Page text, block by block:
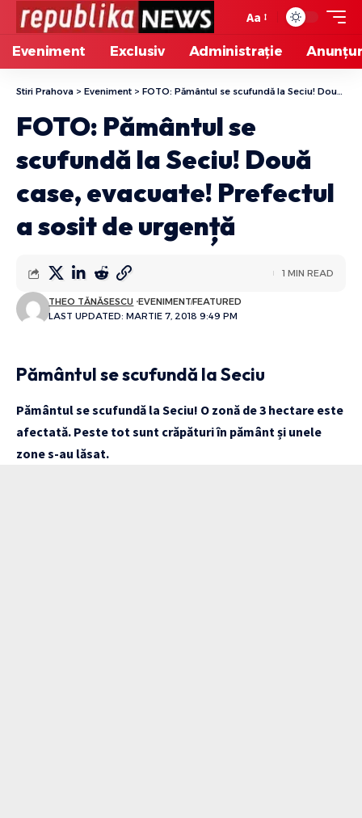
Aa
Eveniment Exclusiv Administrație
Stiri Prahova > Eveniment > FOTO: Pământul se scufundă la Seciu! Două case, evacuate! Prefectul a sosit de urgență
FOTO: Pământul se
scufundă la Seciu! Două
case, evacuate! Prefectul
a sosit de urgență
LAST UPDATED: MARTIE 7, 2018 9:49 PM
THEO TĂNĂSESCU EVENIMENTFEATURED
1 MIN READ
Pământul se scufundă la Seciu
Pământul se scufundă la Seciu! O zonă de 3 hectare este
afectată. Peste tot sunt crăpături în pământ și unele
zone s-au lăsat.